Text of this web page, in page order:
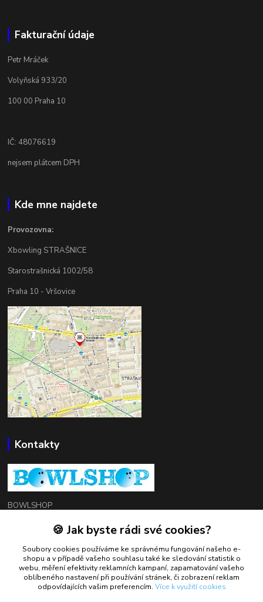
Fakturační údaje
Petr Mráček
Volyňská 933/20
100 00 Praha 10
IČ: 48076619
nejsem plátcem DPH
Kde mne najdete
Provozovna:
Xbowling STRAŠNICE
Starostrašnická 1002/58
Praha 10 - Vršovice
Kontakty
BOWLSHOP
+420 602 549 946
petrmracek@bowlshop.cz
🍪 Jak byste rádi své cookies?
Soubory cookies používáme ke správnému fungování našeho e-
shopu a v případě vašeho souhlasu také ke sledování statistik o
webu, měření efektivity reklamních kampaní, zapamatování vašeho
oblíbeného nastavení při používání stránek, či zobrazení reklam
odpovídajících vašim preferencím. Více k využití cookies